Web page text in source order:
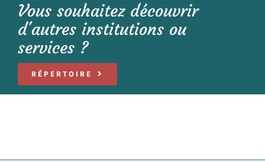
Vous souhaitez découvrir
d'autres institutions ou
services ?
RÉPERTOIRE